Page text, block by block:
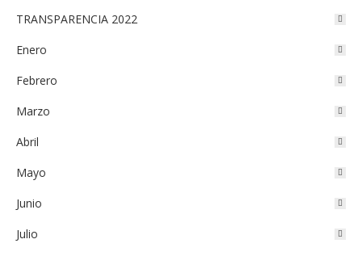
TRANSPARENCIA 2022
Enero
Febrero
Marzo
Abril
Mayo
Junio
Julio